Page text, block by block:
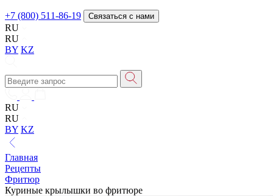
+7 (800) 511-86-19 Связаться с нами
RU
RU
BY KZ
RU
RU
BY KZ
Главная
Рецепты
Фритюр
Куриные крылышки во фритюре